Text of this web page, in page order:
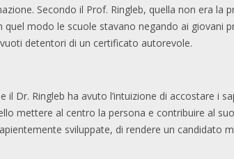
Secondo il Prof. Ringleb, quella non era
quel modo le scuole stavano negando ai giovani
detentori di un certificato autorevole.
Dr. Ringleb ha avuto l’intuizione di accostare i
mettere al centro la persona e contribuire al
sviluppate, di rendere un candidato